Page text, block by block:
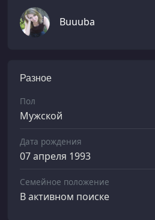
Buuuba
Разное
Пол
Мужской
Дата рождения
07 апреля 1993
Семейное положение
В активном поиске